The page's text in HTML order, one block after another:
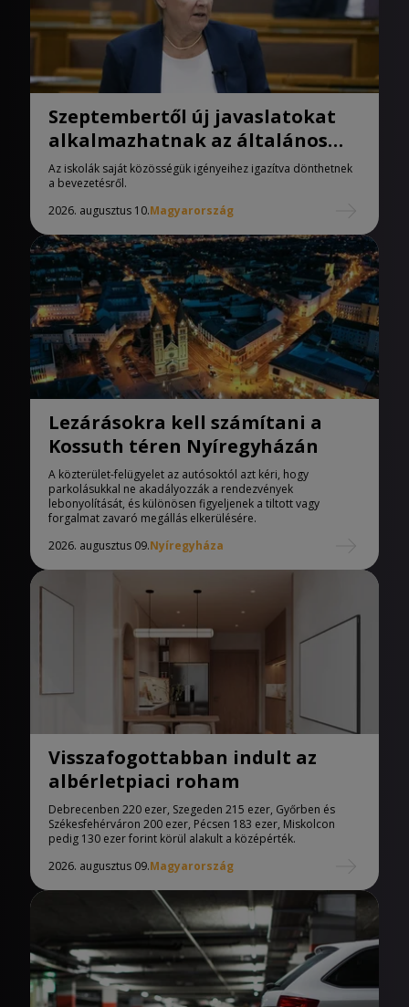
Szeptembertől új javaslatokat
alkalmazhatnak az általános
iskolák
Az iskolák saját közösségük igényeihez igazítva dönthetnek
a bevezetésről.
2026. augusztus 10.Magyarország
Lezárásokra kell számítani a
Kossuth téren Nyíregyházán
A közterület-felügyelet az autósoktól azt kéri, hogy
parkolásukkal ne akadályozzák a rendezvények
lebonyolítását, és különösen figyeljenek a tiltott vagy
forgalmat zavaró megállás elkerülésére.
2026. augusztus 09.Nyíregyháza
Visszafogottabban indult az
albérletpiaci roham
Debrecenben 220 ezer, Szegeden 215 ezer, Győrben és
Székesfehérváron 200 ezer, Pécsen 183 ezer, Miskolcon
pedig 130 ezer forint körül alakult a középérték.
2026. augusztus 09.Magyarország